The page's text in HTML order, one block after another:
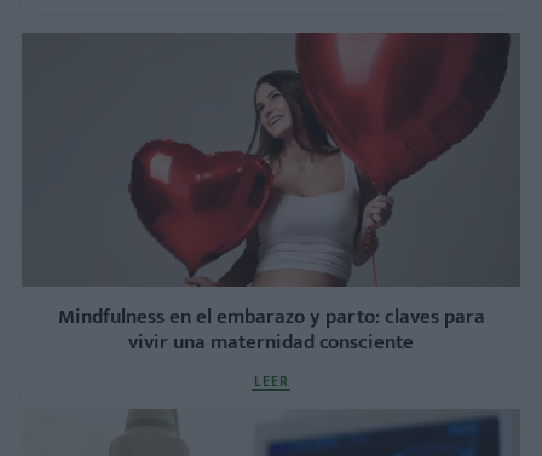
Mindfulness en el embarazo y parto: claves para
vivir una maternidad consciente
LEER